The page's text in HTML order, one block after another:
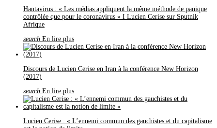
Hantavirus : « Les médias appliquent la même méthode de panique
contrôlée que pour le coronavirus » I Lucien Cerise sur Sputnik
Afrique
search En lire plus
Discours de Lucien Cerise en Iran à la conférence New Horizon
(2017)
search En lire plus
Lucien Cerise : « L’ennemi commun des gauchistes et du capitalisme